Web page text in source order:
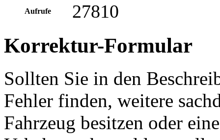
Aufrufe 27810
Korrektur-Formular
Sollten Sie in den
Fehler finden, weitere
Fahrzeug besitzen oder